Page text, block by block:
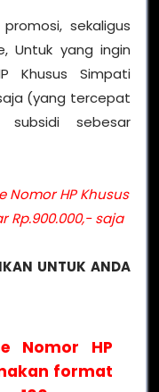
sekaligus
Untuk yang ingin
Khusus Simpati
(yang tercepat
sebesar
HP Khusus
Rp.900.000,- saja
UNTUK ANDA
Nomor HP
format